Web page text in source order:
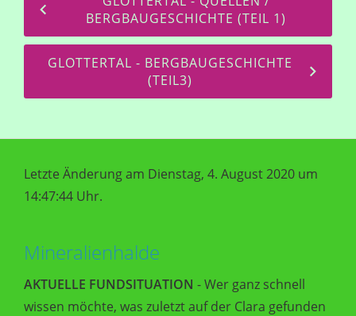
BERGBAUGESCHICHTE (TEIL 1)
GLOTTERTAL - BERGBAUGESCHICHTE
(TEIL3)
Letzte Änderung am Dienstag, 4. August 2020 um
14:47:44 Uhr.
Mineralienhalde
AKTUELLE FUNDSITUATION - Wer ganz schnell
wissen möchte, was zuletzt auf der Clara gefunden